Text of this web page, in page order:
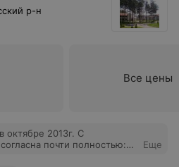
р-н
Все цены
октябре 2013г. С
почти полностью:
Еще